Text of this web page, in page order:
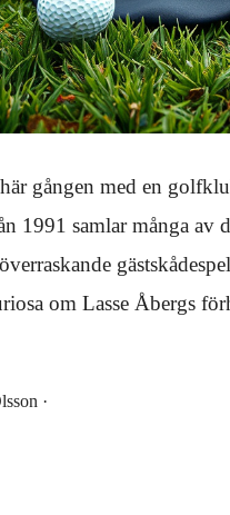
gången med en
1991 samlar många av
om Lasse Åbergs
·